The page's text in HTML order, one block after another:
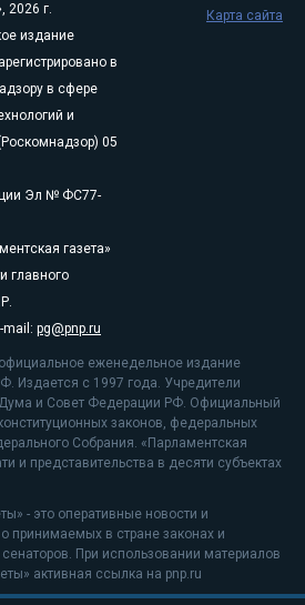
2026 г.
издание
в
в сфере
и
05
Эл № ФС77-
газета»
главного
mail: pg@pnp.ru
еженедельное издание
Издается с 1997 года. Учредители
Дума и Совет Федерации РФ. Официальный
законов, федеральных
Собрания. «Парламентская
и представительства в десяти субъектах
- это оперативные новости и
принимаемых в стране законах и
При использовании материалов
активная ссылка на pnp.ru
Карта сайта